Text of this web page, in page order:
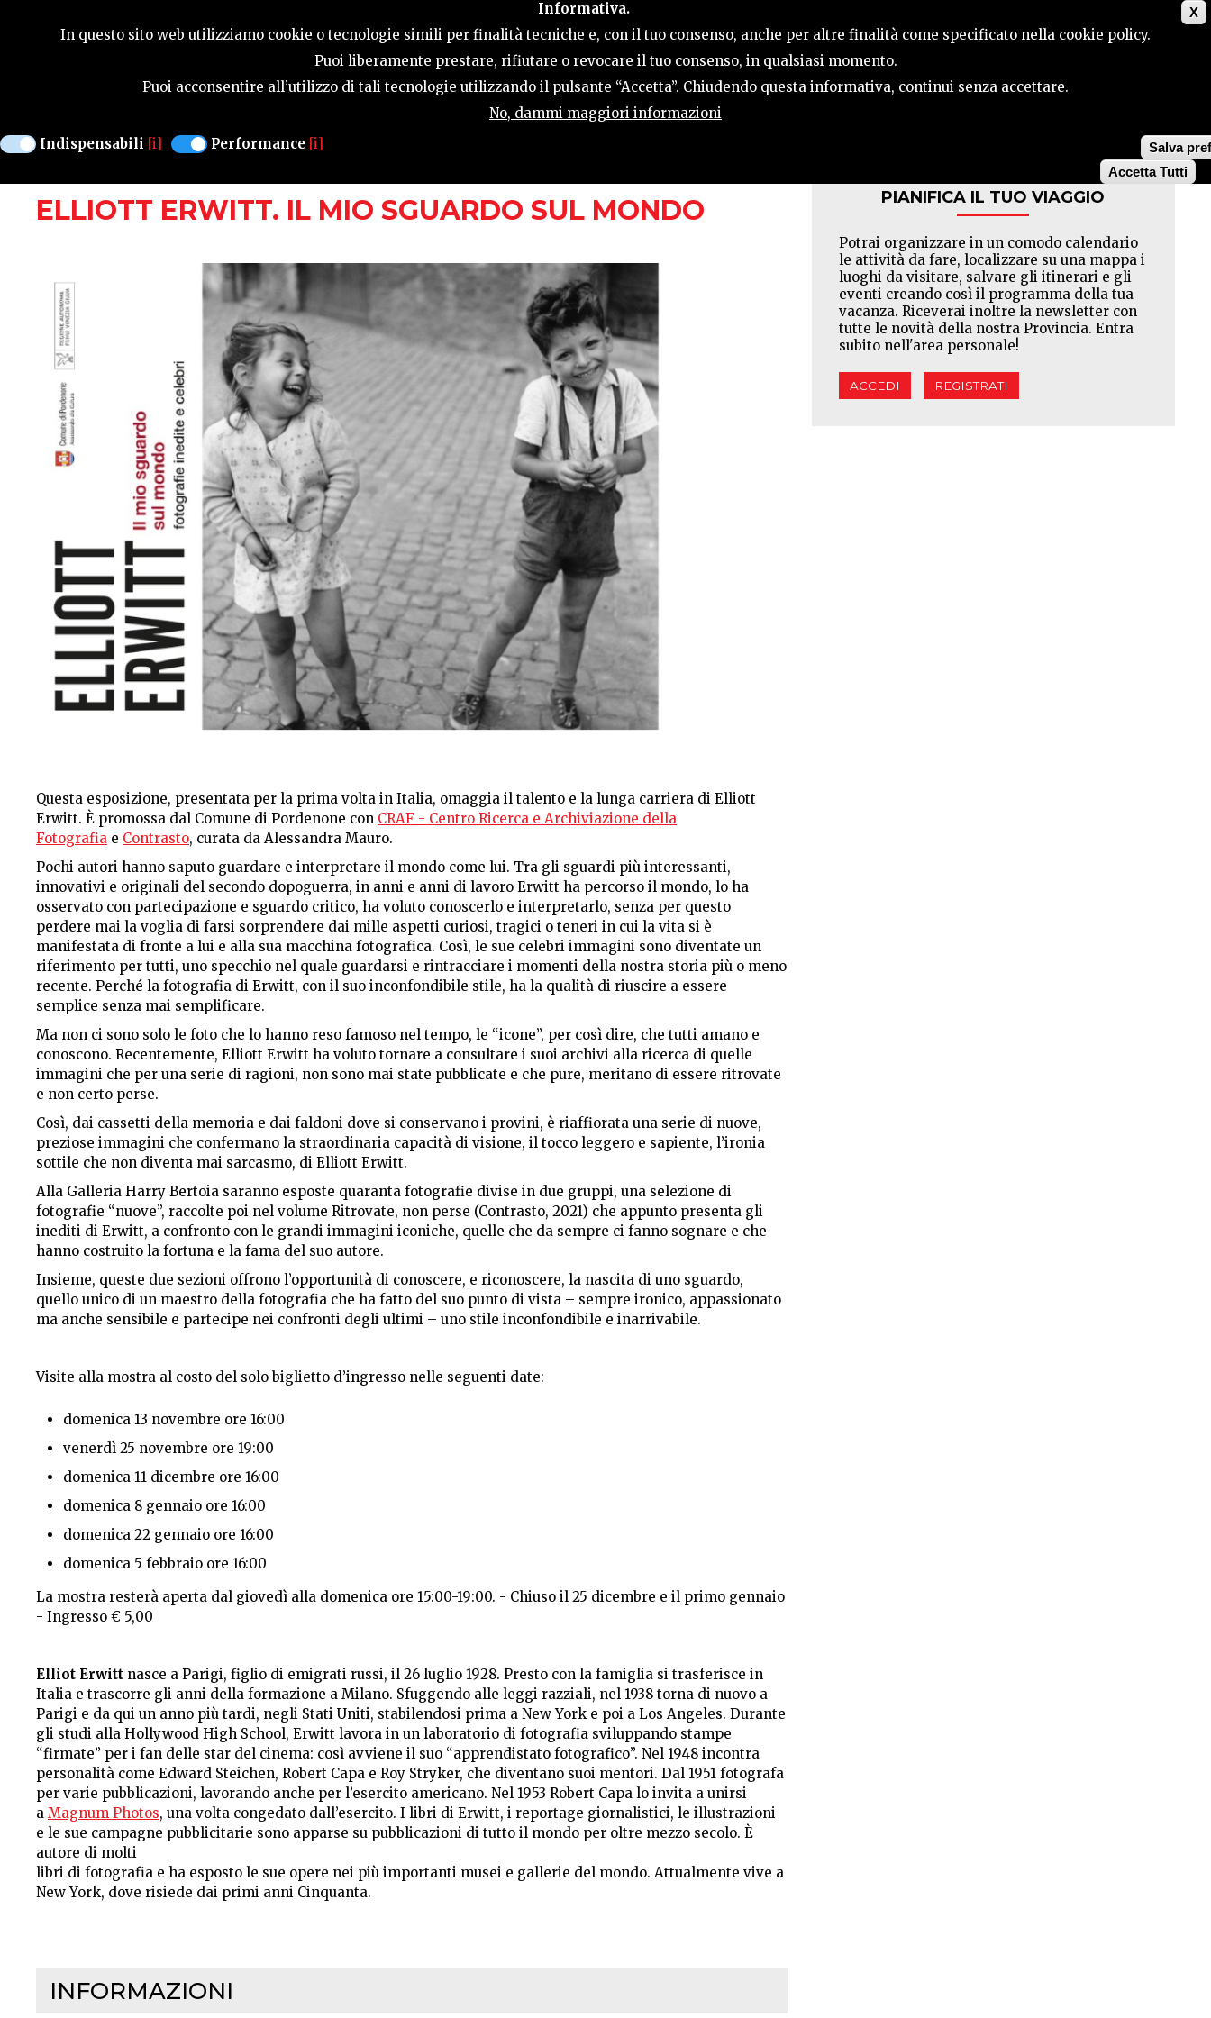
X
Informativa.
In questo sito web utilizziamo cookie o tecnologie simili per finalità tecniche e, con il tuo consenso, anche per altre finalità come specificato nella cookie policy.
Puoi liberamente prestare, rifiutare o revocare il tuo consenso, in qualsiasi momento.
Puoi acconsentire all’utilizzo di tali tecnologie utilizzando il pulsante “Accetta”. Chiudendo questa informativa, continui senza accettare.
No, dammi maggiori informazioni
Indispensabili [i] Performance [i]
Salva
Accetta Tutti
GUIDA STAGIONALE COSA FARE OSPITALITÀ GUIDA UTILE CONTATTI CERCA
ELLIOTT ERWITT. IL MIO SGUARDO SUL MONDO
Questa esposizione, presentata per la prima volta in Italia, omaggia il talento e la lunga carriera di Elliott
Erwitt. È promossa dal Comune di Pordenone con CRAF - Centro Ricerca e Archiviazione della
Fotografia e Contrasto, curata da Alessandra Mauro.
Pochi autori hanno saputo guardare e interpretare il mondo come lui. Tra gli sguardi più interessanti,
innovativi e originali del secondo dopoguerra, in anni e anni di lavoro Erwitt ha percorso il mondo, lo ha
osservato con partecipazione e sguardo critico, ha voluto conoscerlo e interpretarlo, senza per questo
perdere mai la voglia di farsi sorprendere dai mille aspetti curiosi, tragici o teneri in cui la vita si è
manifestata di fronte a lui e alla sua macchina fotografica. Così, le sue celebri immagini sono diventate un
riferimento per tutti, uno specchio nel quale guardarsi e rintracciare i momenti della nostra storia più o meno
recente. Perché la fotografia di Erwitt, con il suo inconfondibile stile, ha la qualità di riuscire a essere
semplice senza mai semplificare.
Ma non ci sono solo le foto che lo hanno reso famoso nel tempo, le “icone”, per così dire, che tutti amano e
conoscono. Recentemente, Elliott Erwitt ha voluto tornare a consultare i suoi archivi alla ricerca di quelle
immagini che per una serie di ragioni, non sono mai state pubblicate e che pure, meritano di essere ritrovate
e non certo perse.
Così, dai cassetti della memoria e dai faldoni dove si conservano i provini, è riaffiorata una serie di nuove,
preziose immagini che confermano la straordinaria capacità di visione, il tocco leggero e sapiente, l’ironia
sottile che non diventa mai sarcasmo, di Elliott Erwitt.
Alla Galleria Harry Bertoia saranno esposte quaranta fotografie divise in due gruppi, una selezione di
fotografie “nuove”, raccolte poi nel volume Ritrovate, non perse (Contrasto, 2021) che appunto presenta gli
inediti di Erwitt, a confronto con le grandi immagini iconiche, quelle che da sempre ci fanno sognare e che
hanno costruito la fortuna e la fama del suo autore.
Insieme, queste due sezioni offrono l’opportunità di conoscere, e riconoscere, la nascita di uno sguardo,
quello unico di un maestro della fotografia che ha fatto del suo punto di vista – sempre ironico, appassionato
ma anche sensibile e partecipe nei confronti degli ultimi – uno stile inconfondibile e inarrivabile.
Visite alla mostra al costo del solo biglietto d’ingresso nelle seguenti date:
domenica 13 novembre ore 16:00
venerdì 25 novembre ore 19:00
domenica 11 dicembre ore 16:00
domenica 8 gennaio ore 16:00
domenica 22 gennaio ore 16:00
domenica 5 febbraio ore 16:00
La mostra resterà aperta dal giovedì alla domenica ore 15:00-19:00. - Chiuso il 25 dicembre e il primo gennaio
- Ingresso € 5,00
Elliot Erwitt nasce a Parigi, figlio di emigrati russi, il 26 luglio 1928. Presto con la famiglia si trasferisce in
Italia e trascorre gli anni della formazione a Milano. Sfuggendo alle leggi razziali, nel 1938 torna di nuovo a
Parigi e da qui un anno più tardi, negli Stati Uniti, stabilendosi prima a New York e poi a Los Angeles. Durante
gli studi alla Hollywood High School, Erwitt lavora in un laboratorio di fotografia sviluppando stampe
“firmate” per i fan delle star del cinema: così avviene il suo “apprendistato fotografico”. Nel 1948 incontra
personalità come Edward Steichen, Robert Capa e Roy Stryker, che diventano suoi mentori. Dal 1951 fotografa
per varie pubblicazioni, lavorando anche per l’esercito americano. Nel 1953 Robert Capa lo invita a unirsi
a Magnum Photos, una volta congedato dall’esercito. I libri di Erwitt, i reportage giornalistici, le illustrazioni
e le sue campagne pubblicitarie sono apparse su pubblicazioni di tutto il mondo per oltre mezzo secolo. È
autore di molti
libri di fotografia e ha esposto le sue opere nei più importanti musei e gallerie del mondo. Attualmente vive a
New York, dove risiede dai primi anni Cinquanta.
INFORMAZIONI
PIANIFICA IL TUO VIAGGIO
Potrai organizzare in un comodo calendario
le attività da fare, localizzare su una mappa i
luoghi da visitare, salvare gli itinerari e gli
eventi creando così il programma della tua
vacanza. Riceverai inoltre la newsletter con
tutte le novità della nostra Provincia. Entra
subito nell'area personale!
ACCEDI REGISTRATI